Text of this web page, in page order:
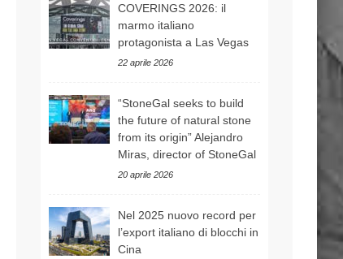
COVERINGS 2026: il
marmo italiano
protagonista a Las Vegas
22 aprile 2026
“StoneGal seeks to build
the future of natural stone
from its origin” Alejandro
Miras, director of StoneGal
20 aprile 2026
Nel 2025 nuovo record per
l’export italiano di blocchi in
Cina